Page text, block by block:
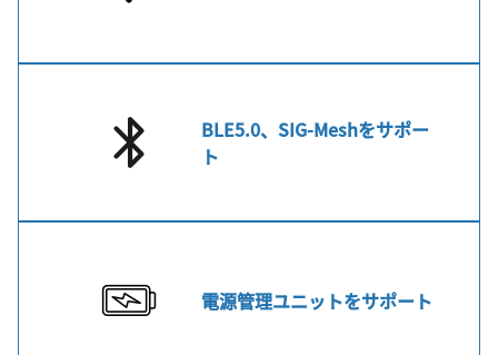
BLE5.0、SIG-Meshをサポー
ト
電源管理ユニットをサポート